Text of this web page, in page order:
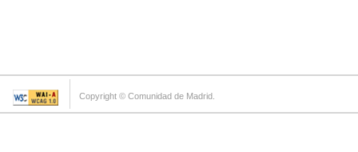
Copyright © Comunidad de Madrid.